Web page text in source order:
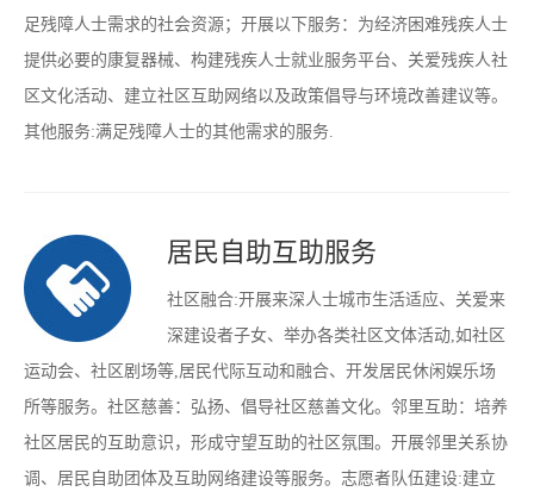
足残障人士需求的社会资源；开展以下服务：为经济困难残疾人士
提供必要的康复器械、构建残疾人士就业服务平台、关爱残疾人社
区文化活动、建立社区互助网络以及政策倡导与环境改善建议等。
其他服务:满足残障人士的其他需求的服务.
居民自助互助服务
社区融合:开展来深人士城市生活适应、关爱来
深建设者子女、举办各类社区文体活动,如社区
运动会、社区剧场等,居民代际互动和融合、开发居民休闲娱乐场
所等服务。社区慈善：弘扬、倡导社区慈善文化。邻里互助：培养
社区居民的互助意识，形成守望互助的社区氛围。开展邻里关系协
调、居民自助团体及互助网络建设等服务。志愿者队伍建设:建立